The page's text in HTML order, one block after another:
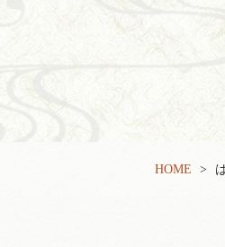
HOME